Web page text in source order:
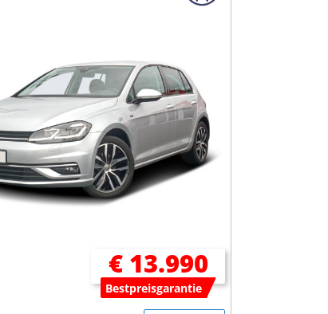
€ 13.990
Bestpreisgarantie